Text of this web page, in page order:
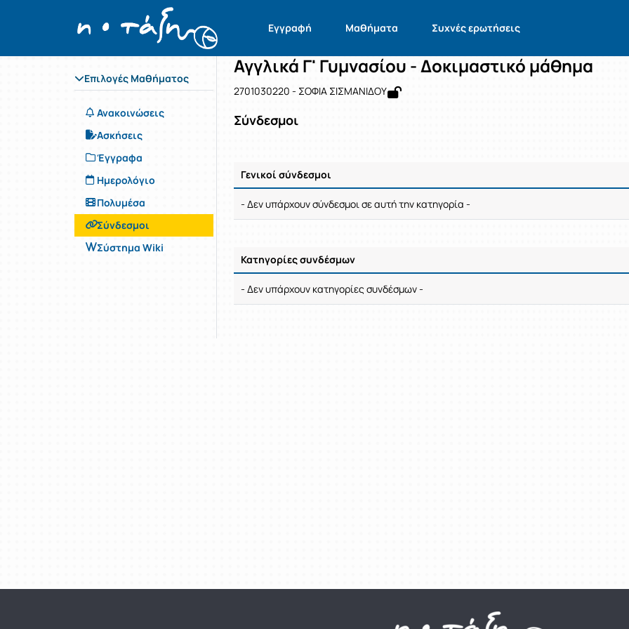
Εγγραφή Μαθήματα Συχνές ερωτήσεις
Επιλογές Μαθήματος
Ανακοινώσεις
Ασκήσεις
Έγγραφα
Ημερολόγιο
Πολυμέσα
Σύνδεσμοι
Σύστημα Wiki
Αρχική Σελίδα Αγγλικά Γ' Γυμνασίου - Δοκιμαστικό μάθημα
Μάθημα : Αγγλικά Γ' Γυμνασίου - Δοκιμαστικό
Κωδικός : 2701030220
Αγγλικά Γ' Γυμνασίου - Δοκιμαστικό μάθημα
2701030220 - ΣΟΦΙΑ ΣΙΣΜΑΝΙΔΟΥ
Σύνδεσμοι
Γενικοί σύνδεσμοι
Ρυθμίσεις επιλογής / Αποτελέσματα
- Δεν υπάρχουν σύνδεσμοι σε αυτή την κατηγορία -
Κατηγορίες συνδέσμων
Ρυθμίσεις επιλογής / Αποτελέσματα
- Δεν υπάρχουν κατηγορίες συνδέσμων -